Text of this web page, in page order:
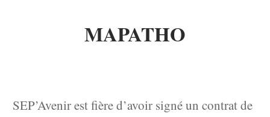
MAPATHO
SEP’Avenir est fière d’avoir signé un contrat de